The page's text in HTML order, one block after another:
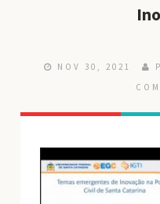
NOV 30, 2021